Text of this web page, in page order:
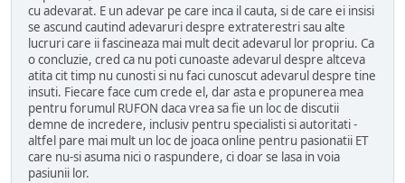
cu adevarat. E un adevar pe care inca il cauta, si de care ei insisi
se ascund cautind adevaruri despre extraterestri sau alte
lucruri care ii fascineaza mai mult decit adevarul lor propriu. Ca
o concluzie, cred ca nu poti cunoaste adevarul despre altceva
atita cit timp nu cunosti si nu faci cunoscut adevarul despre tine
insuti. Fiecare face cum crede el, dar asta e propunerea mea
pentru forumul RUFON daca vrea sa fie un loc de discutii
demne de incredere, inclusiv pentru specialisti si autoritati -
altfel pare mai mult un loc de joaca online pentru pasionatii ET
care nu-si asuma nici o raspundere, ci doar se lasa in voia
pasiunii lor.